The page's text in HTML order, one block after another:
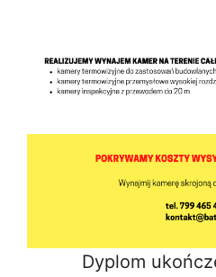
Dyplom